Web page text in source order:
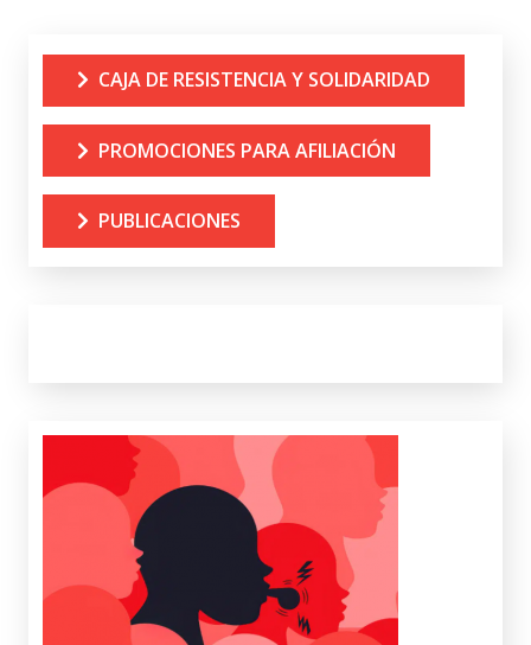
CAJA DE RESISTENCIA Y SOLIDARIDAD
PROMOCIONES PARA AFILIACIÓN
PUBLICACIONES